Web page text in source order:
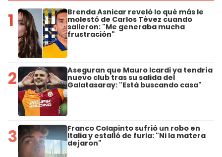
1 Brenda Asnicar reveló lo qué más le
molestó de Carlos Tévez cuando
salieron: "Me generaba mucha
frustración"
2 Aseguran que Mauro Icardi ya tendría
nuevo club tras su salida del
Galatasaray: "Está buscando casa"
3 Franco Colapinto sufrió un robo en
Italia y estalló de furia: "Ni la matera
dejaron"